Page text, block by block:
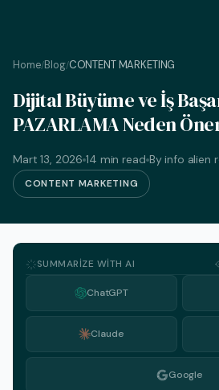
Home/Blog/CONTENT MARKETING
Dijital Büyüme ve İş
PAZARLAMA Neden
Mart 13, 2026 14 min read By info alien
CONTENT MARKETING
SUMMARIZE WITH AI
ChatGPT
Claude
Google